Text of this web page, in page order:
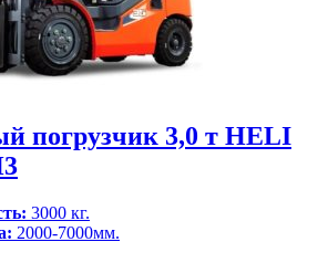
погрузчик 3,0 т HELI
3000 кг.
2000-7000мм.